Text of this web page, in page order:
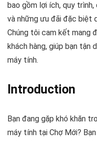
bao gồm lợi ích, quy
và những ưu đãi đặc biệt
Chúng tôi cam kết mang
khách hàng, giúp bạn tận
máy tính.
Introduction
Bạn đang gặp khó khăn
máy tính tại Chợ Mới?